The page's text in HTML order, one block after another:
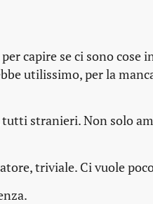
capire se ci sono cose
utilissimo, per la
stranieri. Non solo
triviale. Ci vuole